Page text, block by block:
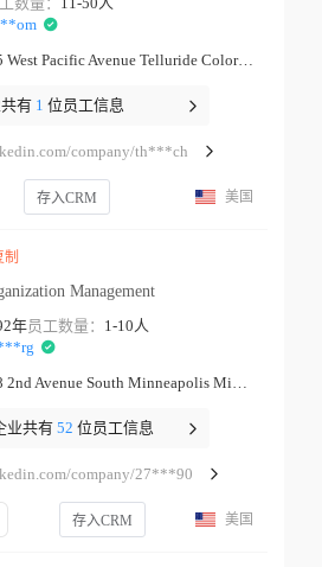
125 West Pacific Avenue Telluride Colorado
有 1 位员工信息
company/th***ch
存入CRM 美国
制
Management
年员工数量： 1-10人
608 2nd Avenue South Minneapolis Minnesota
业共有 52 位员工信息
company/27***90
存入CRM 美国